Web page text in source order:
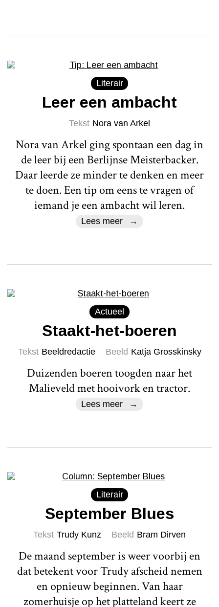
Literair
Leer een ambacht
Tekst Nora van Arkel
Nora van Arkel ging spontaan een dag in
de leer bij een Berlijnse Meisterbacker.
Daar leerde ze minder te denken en meer
te doen. Een tip om eens te vragen of
iemand je een ambacht wil leren.
Lees meer
Actueel
Staakt-het-boeren
Tekst Beeldredactie Beeld Katja Grosskinsky
Duizenden boeren toogden naar het
Malieveld met hooivork en tractor.
Lees meer
Literair
September Blues
Tekst Trudy Kunz Beeld Bram Dirven
De maand september is weer voorbij en
dat betekent voor Trudy afscheid nemen
en opnieuw beginnen. Van haar
zomerhuisje op het platteland keert ze